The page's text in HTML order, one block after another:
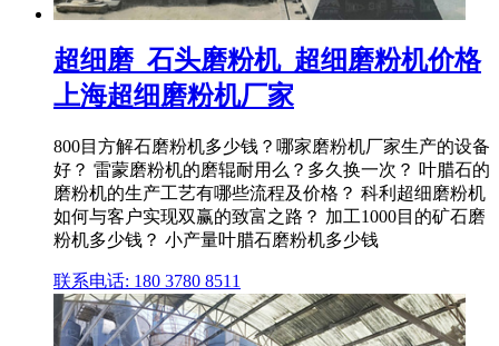
超细磨_石头磨粉机_超细磨粉机价格
上海超细磨粉机厂家
800目方解石磨粉机多少钱？哪家磨粉机厂家生产的设备
好？ 雷蒙磨粉机的磨辊耐用么？多久换一次？ 叶腊石的
磨粉机的生产工艺有哪些流程及价格？ 科利超细磨粉机
如何与客户实现双赢的致富之路？ 加工1000目的矿石磨
粉机多少钱？ 小产量叶腊石磨粉机多少钱
联系电话: 180 3780 8511